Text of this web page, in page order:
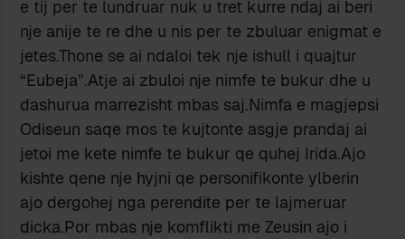
e tij per te lundruar nuk u tret kurre ndaj ai beri
nje anije te re dhe u nis per te zbuluar enigmat e
jetes.Thone se ai ndaloi tek nje ishull i quajtur
“Eubeja”.Atje ai zbuloi nje nimfe te bukur dhe u
dashurua marrezisht mbas saj.Nimfa e magjepsi
Odiseun saqe mos te kujtonte asgje prandaj ai
jetoi me kete nimfe te bukur qe quhej Irida.Ajo
kishte qene nje hyjni qe personifikonte ylberin
ajo dergohej nga perendite per te lajmeruar
dicka.Por mbas nje komflikti me Zeusin ajo i